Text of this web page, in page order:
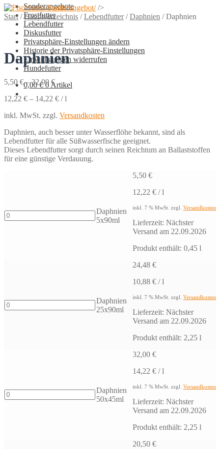
Sonderangebote
Frostfutter
Lebendfutter
Diskusfutter
Privatsphäre-Einstellungen ändern
Historie der Privatsphäre-Einstellungen
Einwilligungen widerrufen
Hundefutter
0,00€ 0 Artikel
/>
Start /Hauptverzeichnis /Lebendfutter/Daphnien /Daphnien
Daphnien
5,50€–32,00 €
12,22 € – 14,22 € /l
inkl. MwSt. zzgl. Versandkosten
Daphnien, auch besser unter Wasserflöhe bekannt, sind als
Lebendfutter für alle Süßwasserfische geeignet.
Dieses Lebendfutter sorgt durch seinen Reichtum an Ballaststoffen
für eine günstige Verdauung.
Daphnien
5x90ml
Daphnien
5x90ml
5,50 €
12,22 € /l
inkl. 7 % MwSt. zzgl. Versandkosten
Lieferzeit: Nächster
Versand am 22.09.2026
Produkt enthält: 0,45 l
Daphnien
25x90ml
Daphnien
25x90ml
24,48 €
10,88 € /l
inkl. 7 % MwSt. zzgl. Versandkosten
Lieferzeit: Nächster
Versand am 22.09.2026
Produkt enthält: 2,25 l
Daphnien
50x45ml
Daphnien
50x45ml
32,00 €
14,22 € /l
inkl. 7 % MwSt. zzgl. Versandkosten
Lieferzeit: Nächster
Versand am 22.09.2026
Produkt enthält: 2,25 l
20,50 €